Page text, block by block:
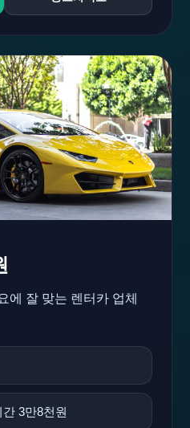
에 잘 맞는 렌터카 업체
간 3만8천원